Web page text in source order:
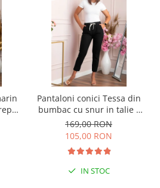
Pantaloni conici Tessa din
bumbac cu snur in talie -
Negru
169,00 RON
105,00 RON
IN STOC